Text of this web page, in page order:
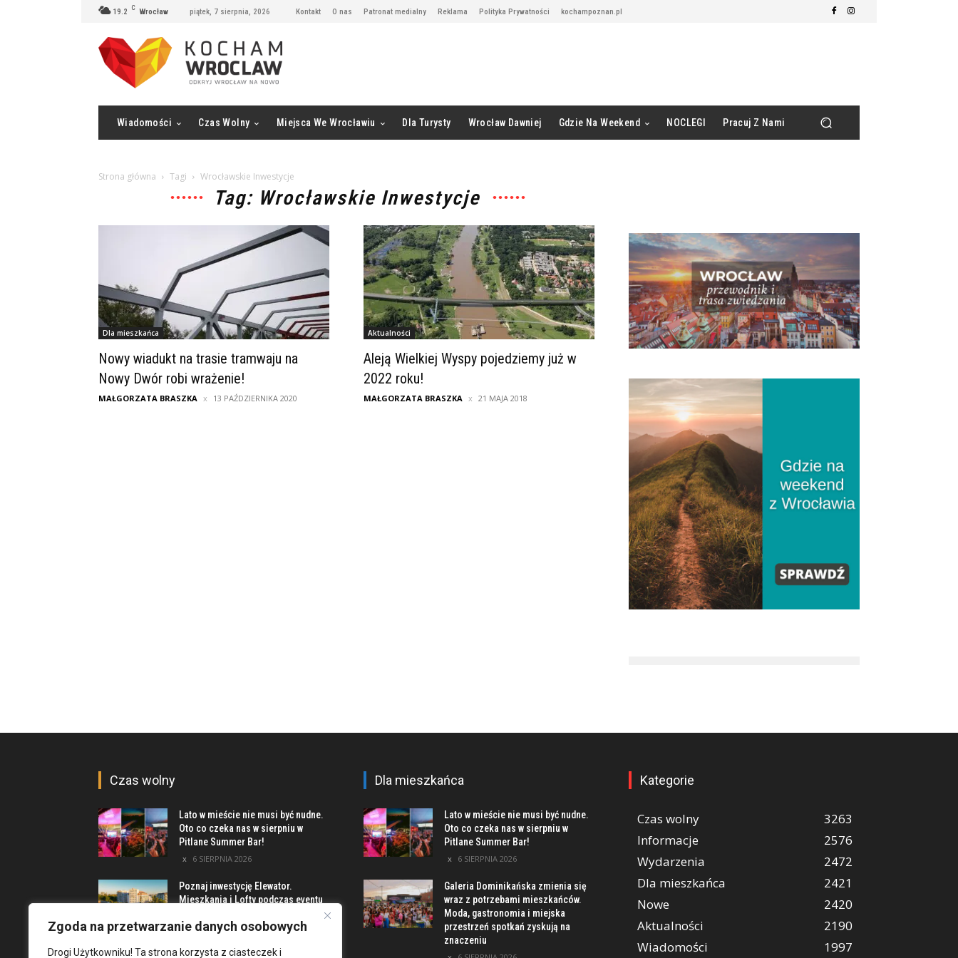
Zgoda na przetwarzanie danych osobowych
Drogi Użytkowniku! Ta strona korzysta z ciasteczek i
19.2 C Wrocław piątek, 7 sierpnia, 2026 Kontakt O nas Patronat medialny Reklama Polityka Prywatności kochampoznan.pl
Wiadomości Czas Wolny Miejsca We Wrocławiu Dla Turysty Wrocław Dawniej Gdzie Na Weekend NOCLEGI Pracuj Z Nami
Strona główna Tagi Wrocławskie Inwestycje
Tag: Wrocławskie Inwestycje
Dla mieszkańca
Nowy wiadukt na trasie tramwaju na
Nowy Dwór robi wrażenie!
MAŁGORZATA BRASZKA 13 PAŹDZIERNIKA 2020
Aktualności
Aleją Wielkiej Wyspy pojedziemy już w
2022 roku!
MAŁGORZATA BRASZKA 21 MAJA 2018
Czas wolny
Lato w mieście nie musi być nudne.
Oto co czeka nas w sierpniu w
Pitlane Summer Bar!
6 SIERPNIA 2026
Poznaj inwestycję Elewator.
Mieszkania i Lofty podczas eventu
5 SIERPNIA 2026
Dla mieszkańca
Lato w mieście nie musi być nudne.
Oto co czeka nas w sierpniu w
Pitlane Summer Bar!
6 SIERPNIA 2026
Galeria Dominikańska zmienia się
wraz z potrzebami mieszkańców.
Moda, gastronomia i miejska
przestrzeń spotkań zyskują na
znaczeniu
Kategorie
Czas wolny
3263
Informacje
2576
Wydarzenia
2472
Dla mieszkańca
2421
Nowe
2420
Aktualności
2190
Wiadomości
1997